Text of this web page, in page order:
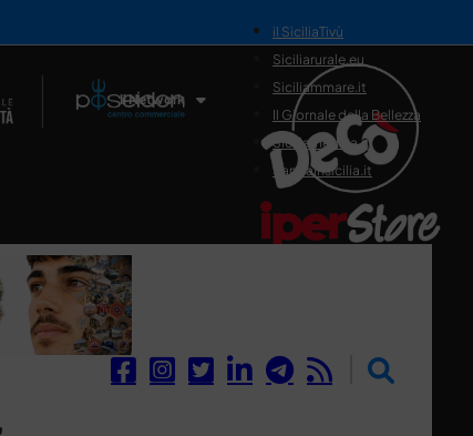
Il Network
il SiciliaTivù
Siciliarurale.eu
Siciliammare.it
Il Giornale della Bellezza
Siciliamedica.it
Sanitainsicilia.it